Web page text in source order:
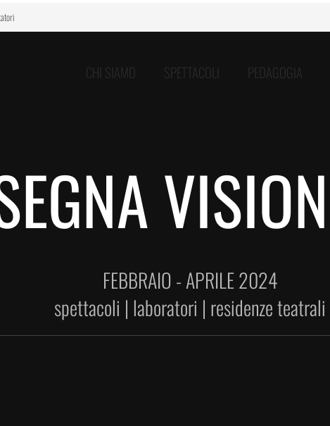
CHI SIAMO SPETTACOLI PEDAGOGIA
FEBBRAIO - APRILE 2024
spettacoli | laboratori | residenze teatrali